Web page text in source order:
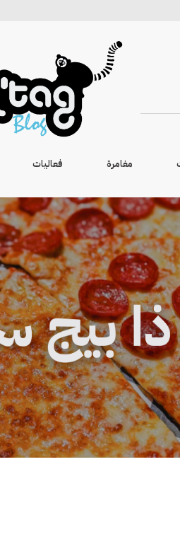
فعاليات مغامرة